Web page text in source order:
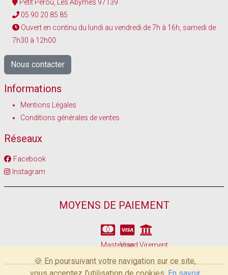
Petit Pérou, Les Abymes 97139
05 90 20 85 85
Ouvert en continu du lundi au vendredi de 7h à 16h, samedi de
7h30 à 12h00
Nous contacter
Informations
Mentions Légales
Conditions générales de ventes
Réseaux
Facebook
Instagram
MOYENS DE PAIEMENT
Mastercard
Visa Virement
🍪 En poursuivant votre navigation sur ce site,